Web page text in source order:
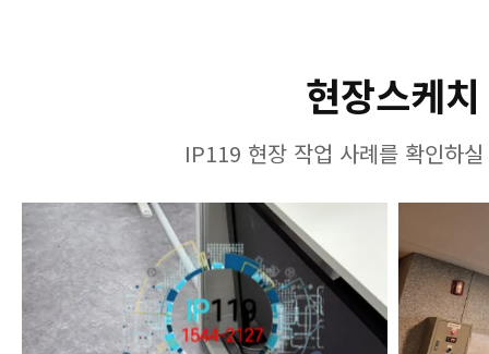
현장스케치
IP119 현장 작업 사례를 확인하